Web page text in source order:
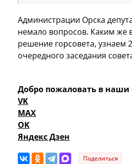
Администрации Орска
немало вопросов. Каким же
решение горсовета, узнаем
очередного заседания
Добро пожаловать в наши
VK
MAX
OK
Яндекс Дзен
Поделиться